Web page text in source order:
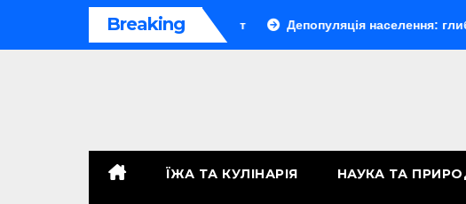
Breaking
трапез, що захопив світ Депопуляція населення: глибинні
ЇЖА ТА КУЛІНАРІЯ НАУКА ТА